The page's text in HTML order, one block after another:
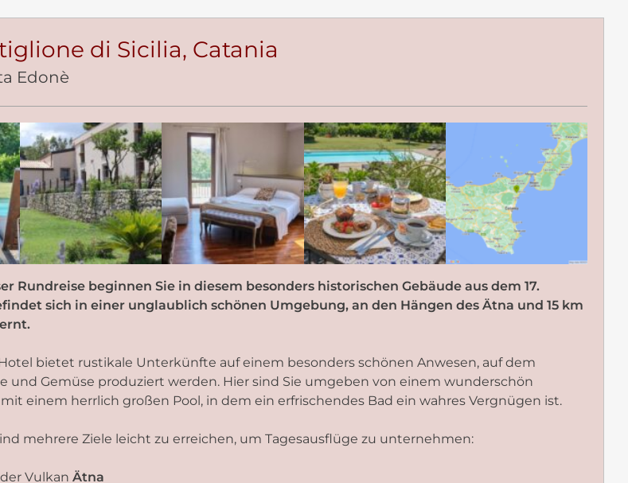
di Sicilia, Catania
Edonè
Rundreise beginnen Sie in diesem besonders historischen Gebäude aus dem 17.
sich in einer unglaublich schönen Umgebung, an den Hängen des Ätna und 15 km
bietet rustikale Unterkünfte auf einem besonders schönen Anwesen, auf dem
und Gemüse produziert werden. Hier sind Sie umgeben von einem wunderschön
einem herrlich großen Pool, in dem ein erfrischendes Bad ein wahres Vergnügen ist.
mehrere Ziele leicht zu erreichen, um Tagesausflüge zu unternehmen:
Vulkan Ätna